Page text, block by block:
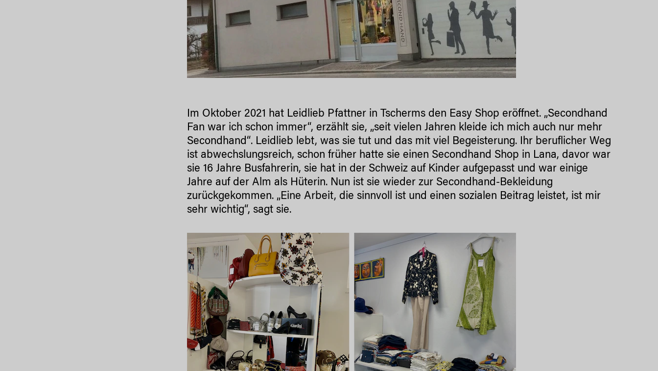
Im Oktober 2021 hat Leidlieb Pfattner in Tscherms den Easy Shop eröffnet. „Secondhand
Fan war ich schon immer“, erzählt sie, „seit vielen Jahren kleide ich mich auch nur mehr
Secondhand“. Leidlieb lebt, was sie tut und das mit viel Begeisterung. Ihr beruflicher Weg
ist abwechslungsreich, schon früher hatte sie einen Secondhand Shop in Lana, davor war
sie 16 Jahre Busfahrerin, sie hat in der Schweiz auf Kinder aufgepasst und war einige
Jahre auf der Alm als Hüterin. Nun ist sie wieder zur Secondhand-Bekleidung
zurückgekommen. „Eine Arbeit, die sinnvoll ist und einen sozialen Beitrag leistet, ist mir
sehr wichtig“, sagt sie.